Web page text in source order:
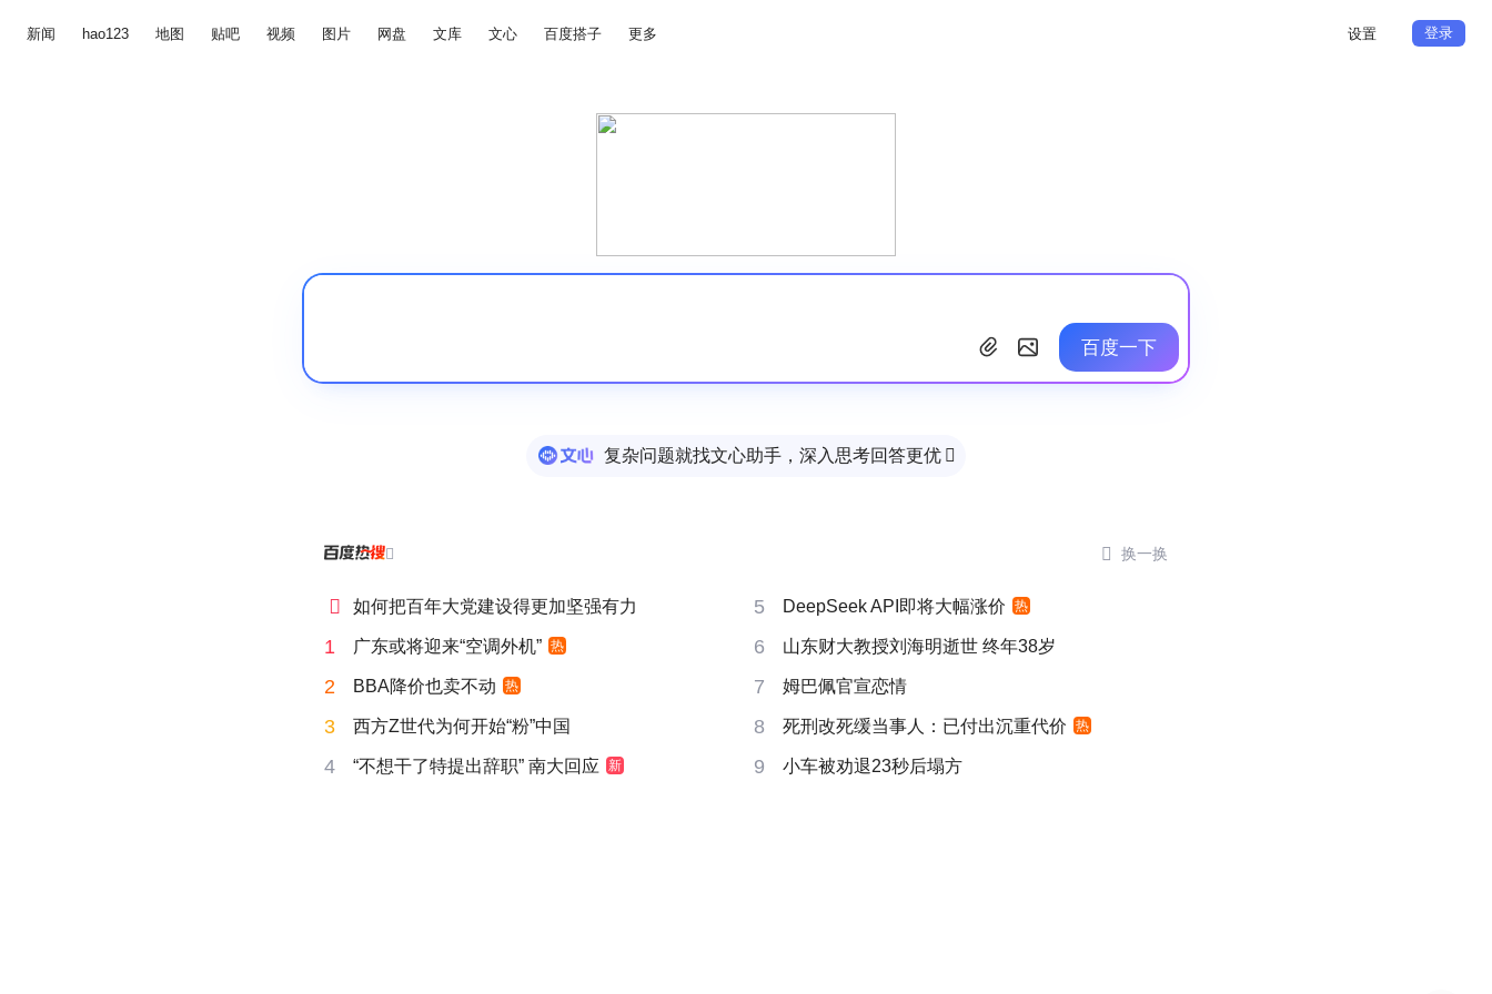
新闻 hao123 地图 贴吧 视频 图片 网盘 文库 文心 百度搭子 更多 设置 登录
百度一下
复杂问题就找文心助手，深入思考回答更优 
  换一换
 如何把百年大党建设得更加坚强有力 5 DeepSeek API即将大幅涨价 热
1 广东或将迎来“空调外机” 热 6 山东财大教授刘海明逝世 终年38岁
2 BBA降价也卖不动 热 7 姆巴佩官宣恋情
3 西方Z世代为何开始“粉”中国 8 死刑改死缓当事人：已付出沉重代价 热
4 “不想干了特提出辞职” 南大回应 新 9 小车被劝退23秒后塌方